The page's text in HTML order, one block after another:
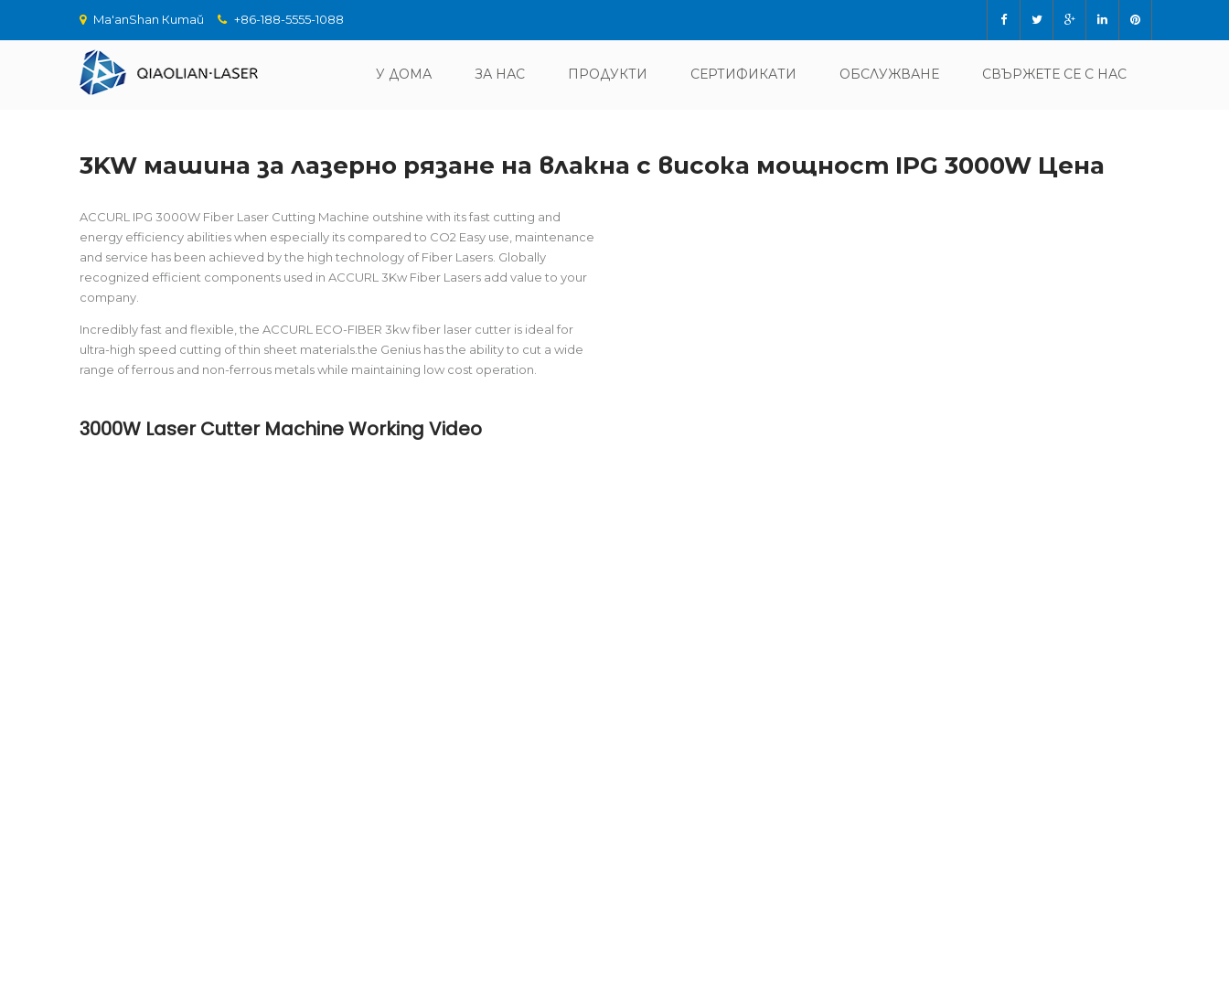
Ma'anShan Китай +86-188-5555-1088
У ДОМА ЗА НАС ПРОДУКТИ СЕРТИФИКАТИ ОБСЛУЖВАНЕ СВЪРЖЕТЕ СЕ С НАС
3KW машина за лазерно рязане на влакна с висока мощност IPG 3000W Цена
ACCURL IPG 3000W Fiber Laser Cutting Machine outshine with its fast cutting and
energy efficiency abilities when especially its compared to CO2 Easy use, maintenance
and service has been achieved by the high technology of Fiber Lasers. Globally
recognized efficient components used in ACCURL 3Kw Fiber Lasers add value to your
company.
Incredibly fast and flexible, the ACCURL ECO-FIBER 3kw fiber laser cutter is ideal for
ultra-high speed cutting of thin sheet materials.the Genius has the ability to cut a wide
range of ferrous and non-ferrous metals while maintaining low cost operation.
3000W Laser Cutter Machine Working Video